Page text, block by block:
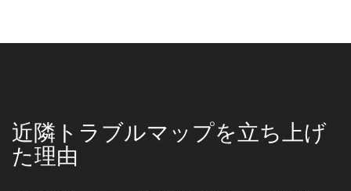
近隣トラブルマップを立ち上げ
た理由